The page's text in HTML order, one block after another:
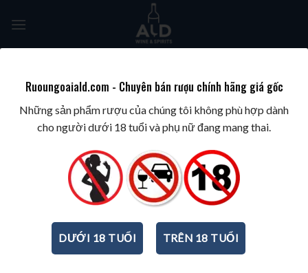
TRANG CHỦ / BEST WINES & SPIRITS BEST WINES BY GRAPE / CHARDONNAY
Ruoungoaiald.com - Chuyên bán rượu chính hãng giá gốc
Những sản phẩm rượu của chúng tôi không phù hợp dành
cho người dưới 18 tuổi và phụ nữ đang mang thai.
DƯỚI 18 TUỔI TRÊN 18 TUỔI